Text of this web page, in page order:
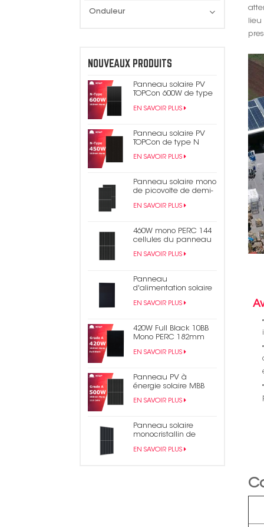
Onduleur
NOUVEAUX PRODUITS
Panneau solaire PV
TOPCon 600W de type
EN SAVOIR PLUS
Panneau solaire PV
TOPCon de type N
EN SAVOIR PLUS
Panneau solaire mono
de picovolte de demi-
élevé 550W 9bb Perc
EN SAVOIR PLUS
460W mono PERC 144
cellules du panneau
panneau
EN SAVOIR PLUS
Panneau
d'alimentation solaire
monocristallins de 430
EN SAVOIR PLUS
420W Full Black 10BB
Mono PERC 182mm
demi-cellule
EN SAVOIR PLUS
Panneau PV à
énergie solaire MBB
500W
EN SAVOIR PLUS
Panneau solaire
monocristallin de
bardeaux PERC 490W
EN SAVOIR PLUS